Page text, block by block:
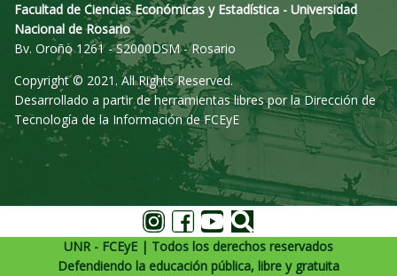
Facultad de Ciencias Económicas y Estadística - Universidad
Nacional de Rosario
Bv. Oroño 1261 - S2000DSM - Rosario
Copyright © 2021. All Rights Reserved.
Desarrollado a partir de herramientas libres por la Dirección de
Tecnología de la Información de FCEyE
UNR - FCEyE | Todos los derechos reservados
Defendiendo la educación pública, libre y gratuita